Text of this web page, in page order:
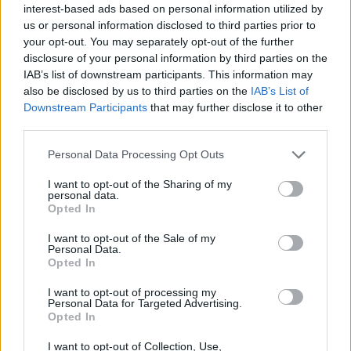
interest-based ads based on personal information utilized by
us or personal information disclosed to third parties prior to
your opt-out. You may separately opt-out of the further
disclosure of your personal information by third parties on the
IAB’s list of downstream participants. This information may
also be disclosed by us to third parties on the IAB’s List of
Downstream Participants that may further disclose it to other
Please note that this website/app uses one or more Google
not limited to your visit or usage behaviour. You may click to
grant or deny consent to Google and its third-party tags to
use your data for below specified purposes in below Google
consent section.
Personal Data Processing Opt Outs
I want to opt-out of the Sharing of my
personal data.
Opted In
I want to opt-out of the Sale of my
Personal Data.
Opted In
I want to opt-out of processing my
Personal Data for Targeted Advertising.
Opted In
I want to opt-out of Collection, Use,
αναθεώρηση προς τα πάνω για το 2023 και το 2024
και προς τα κάτω για το 2025. Η αναθεώρηση προς
τα πάνω και το 2024 αντικατοπτρίζει κυρίως μια
υψηλότερη πορεία για τις τιμές της ενέργειας. Οι
υποκείμενες πιέσεις τιμών παραμένουν υψηλές,
παρόλο που οι περισσότεροι δείκτες έχουν αρχίσει
να υποχωρούν.
Αναφορικά με τις προβλέψεις της για την
οικονομική ανάπτυξη, η ΕΚΤ εκτιμά πλέον ότι η
οικονομία της ζώνης του ευρώ θα αναπτυχθεί κατά
0,7% το 2023 (από 0,9%), κατά 1,0% (από 1,5%) το
συγκεκριμένα, η οικονομία είναι πιθανό να
παραμείνει υποτονική τους επόμενους μήνες,
καθώς η χαμηλότερη ζήτηση για τις εξαγωγές της